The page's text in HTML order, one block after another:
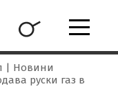
Новини
руски газ в